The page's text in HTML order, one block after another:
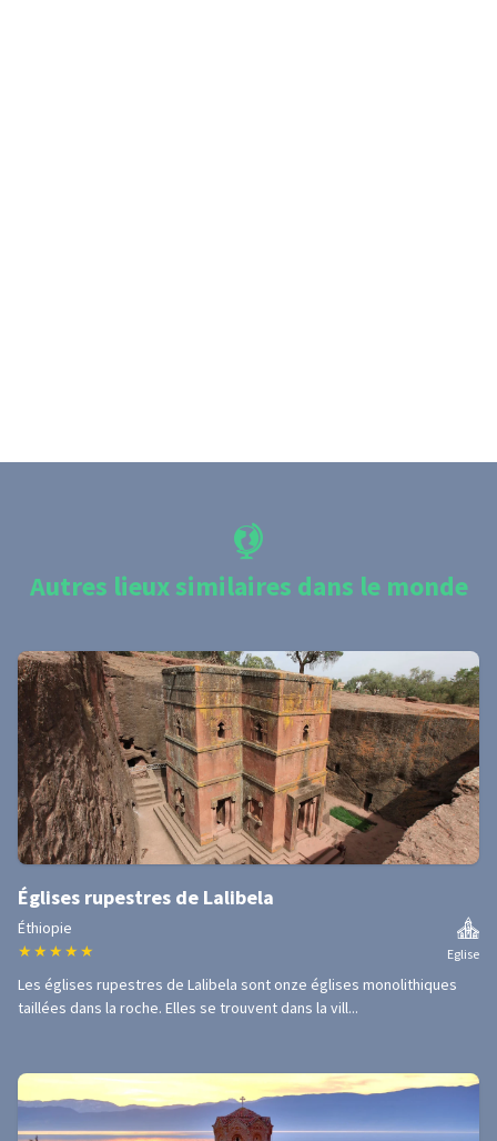
Autres lieux similaires dans le monde
Églises rupestres de Lalibela
Éthiopie
★ ★ ★ ★ ★ Eglise
Les églises rupestres de Lalibela sont onze églises monolithiques
taillées dans la roche. Elles se trouvent dans la vill...